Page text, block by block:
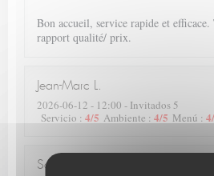
Bon accueil, service rapide et efficace.
rapport qualité/ prix.
Jean-Marc L
2026-06-12 - 12:00 - Invitados 5
Servicio : 4/5 Ambiente : 4/5 Menú : 4
Samuel